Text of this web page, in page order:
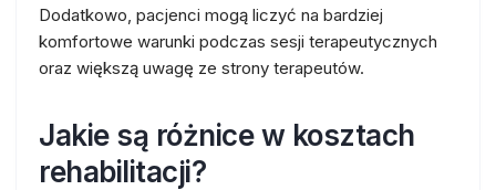
Dodatkowo, pacjenci mogą liczyć na bardziej
komfortowe warunki podczas sesji terapeutycznych
oraz większą uwagę ze strony terapeutów.
Jakie są różnice w kosztach
rehabilitacji?